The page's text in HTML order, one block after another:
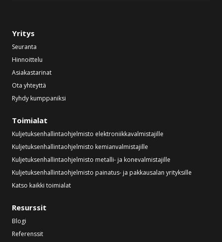
Yritys
Seuranta
Hinnoittelu
Asiakastarinat
Ota yhteyttä
Ryhdy kumppaniksi
Toimialat
Kuljetuksenhallintaohjelmisto elektroniikkavalmistajille
Kuljetuksenhallintaohjelmisto kemianvalmistajille
Kuljetuksenhallintaohjelmisto metalli- ja konevalmistajille
Kuljetuksenhallintaohjelmisto painatus- ja pakkausalan yrityksille
Katso kaikki toimialat
Resurssit
Blogi
Referenssit